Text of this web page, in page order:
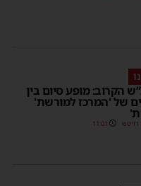
הקרוב: מופע סיום בין
של 'המרכז למורשת'
11:01